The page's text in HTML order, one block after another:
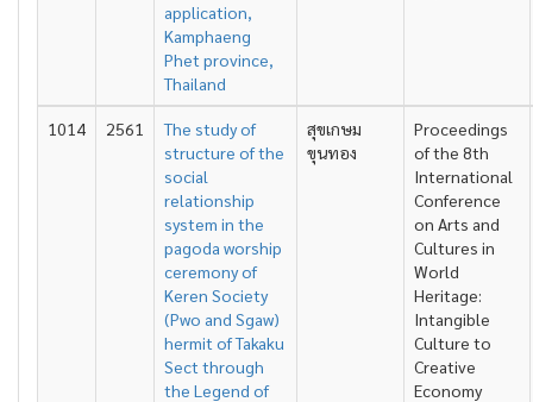
application,
Kamphaeng
Phet province,
Thailand
1014 2561
The study of
structure of the
social
relationship
system in the
pagoda worship
ceremony of
Keren Society
(Pwo and Sgaw)
hermit of Takaku
Sect through
the Legend of
สุขเกษม
ขุนทอง
Proceedings
of the 8th
International
Conference
on Arts and
Cultures in
World
Heritage:
Intangible
Culture to
Creative
Economy